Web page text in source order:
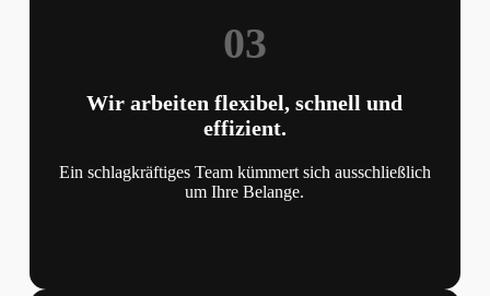
03
Wir arbeiten flexibel, schnell und
effizient.
Ein schlagkräftiges Team kümmert sich ausschließlich
um Ihre Belange.